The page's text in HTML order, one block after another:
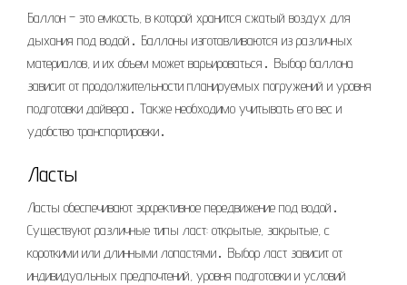
Баллон – это емкость, в которой хранится сжатый воздух для
дыхания под водой․ Баллоны изготавливаются из различных
материалов, и их объем может варьироваться․ Выбор баллона
зависит от продолжительности планируемых погружений и уровня
подготовки дайвера․ Также необходимо учитывать его вес и
удобство транспортировки․
Ласты
Ласты обеспечивают эффективное передвижение под водой․
Существуют различные типы ласт: открытые, закрытые, с
короткими или длинными лопастями․ Выбор ласт зависит от
индивидуальных предпочтений, уровня подготовки и условий